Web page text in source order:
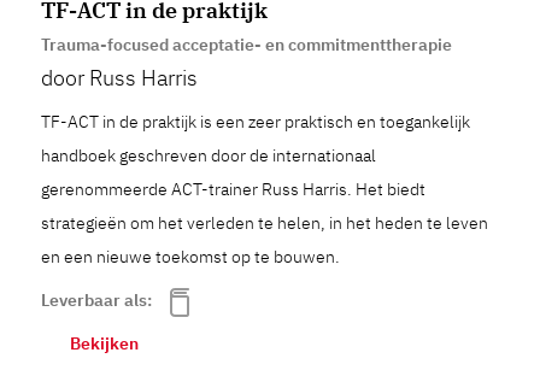
TF-ACT in de praktijk
Trauma-focused acceptatie- en commitmenttherapie
door Russ Harris
TF-ACT in de praktijk is een zeer praktisch en toegankelijk
handboek geschreven door de internationaal
gerenommeerde ACT-trainer Russ Harris. Het biedt
strategieën om het verleden te helen, in het heden te leven
en een nieuwe toekomst op te bouwen.
Leverbaar als:
Bekijken